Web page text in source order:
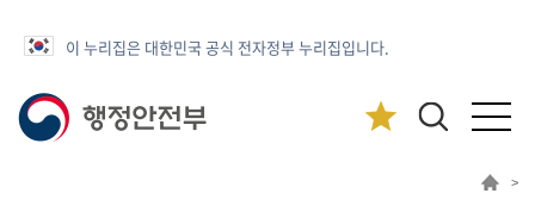
이 누리집은 대한민국 공식 전자정부 누리집입니다.
>